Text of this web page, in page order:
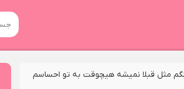
مثل قبلا نمیشه هیچوقت به تو احساسم